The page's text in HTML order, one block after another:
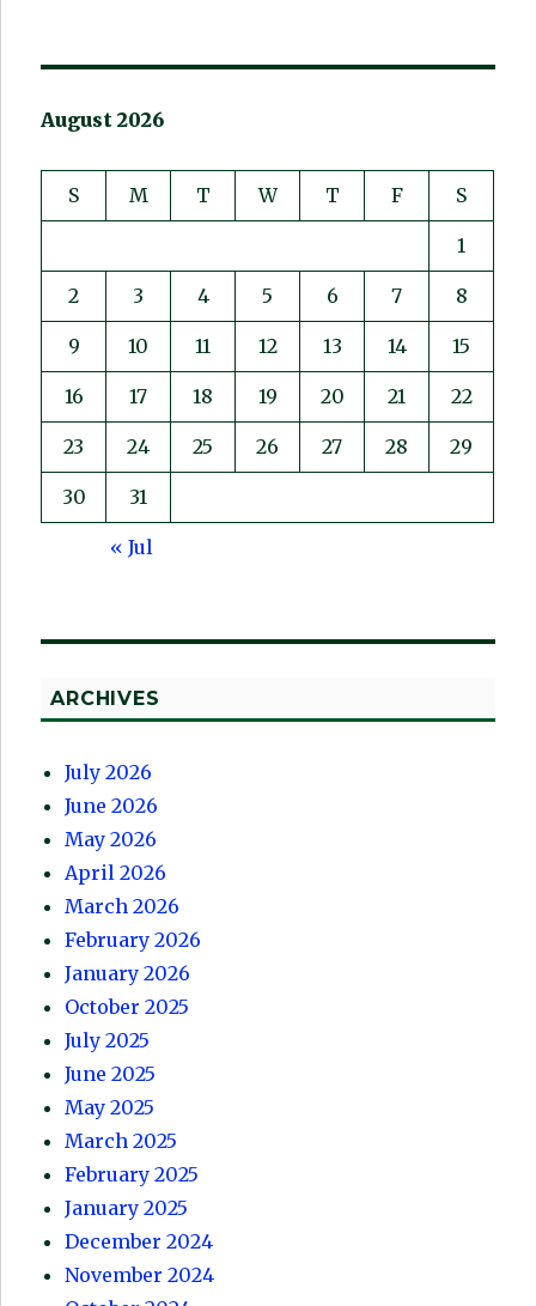
August 2026
S M T W T F S
1
2 3 4 5 6 7 8
9 10 11 12 13 14 15
16 17 18 19 20 21 22
23 24 25 26 27 28 29
30 31
« Jul
ARCHIVES
July 2026
June 2026
May 2026
April 2026
March 2026
February 2026
January 2026
October 2025
July 2025
June 2025
May 2025
March 2025
February 2025
January 2025
December 2024
November 2024